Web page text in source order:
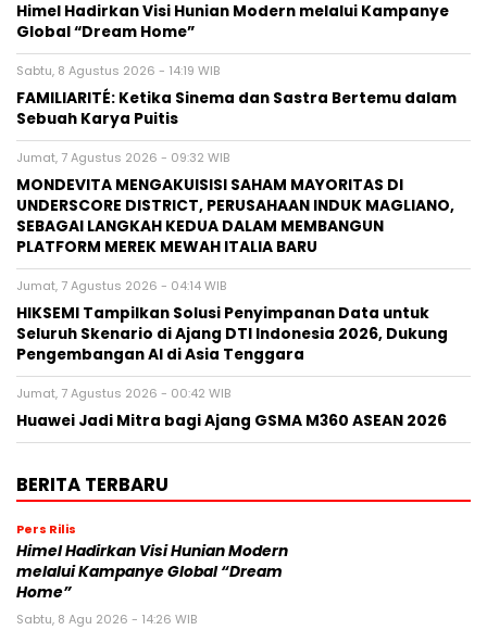
Himel Hadirkan Visi Hunian Modern melalui Kampanye
Global “Dream Home”
Sabtu, 8 Agustus 2026 - 14:19 WIB
FAMILIARITÉ: Ketika Sinema dan Sastra Bertemu dalam
Sebuah Karya Puitis
Jumat, 7 Agustus 2026 - 09:32 WIB
MONDEVITA MENGAKUISISI SAHAM MAYORITAS DI
UNDERSCORE DISTRICT, PERUSAHAAN INDUK MAGLIANO,
SEBAGAI LANGKAH KEDUA DALAM MEMBANGUN
PLATFORM MEREK MEWAH ITALIA BARU
Jumat, 7 Agustus 2026 - 04:14 WIB
HIKSEMI Tampilkan Solusi Penyimpanan Data untuk
Seluruh Skenario di Ajang DTI Indonesia 2026, Dukung
Pengembangan AI di Asia Tenggara
Jumat, 7 Agustus 2026 - 00:42 WIB
Huawei Jadi Mitra bagi Ajang GSMA M360 ASEAN 2026
BERITA TERBARU
Pers Rilis
Himel Hadirkan Visi Hunian Modern
melalui Kampanye Global “Dream
Home”
Sabtu, 8 Agu 2026 - 14:26 WIB